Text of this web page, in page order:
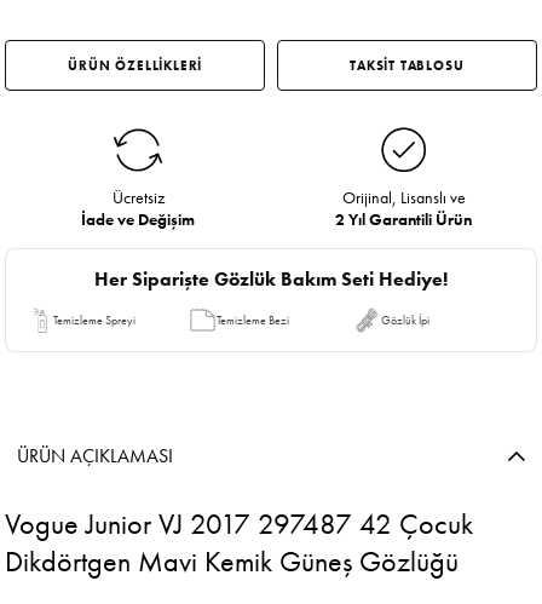
ÜRÜN ÖZELLİKLERİ TAKSİT TABLOSU
Ücretsiz
İade ve Değişim
Orijinal, Lisanslı ve
2 Yıl Garantili Ürün
Her Siparişte Gözlük Bakım Seti Hediye!
Temizleme Spreyi Temizleme Bezi Gözlük İpi
ÜRÜN AÇIKLAMASI
Vogue Junior VJ 2017 297487 42 Çocuk
Dikdörtgen Mavi Kemik Güneş Gözlüğü